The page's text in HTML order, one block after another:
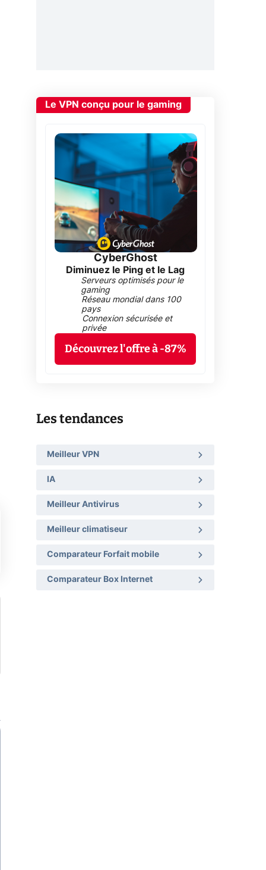
Le VPN conçu pour le gaming
CyberGhost
Diminuez le Ping et le Lag
Serveurs optimisés pour le
gaming
Réseau mondial dans 100
pays
Connexion sécurisée et
privée
Découvrez l'offre à -87%
Les tendances
Meilleur VPN
IA
Meilleur Antivirus
Meilleur climatiseur
Comparateur Forfait mobile
Comparateur Box Internet